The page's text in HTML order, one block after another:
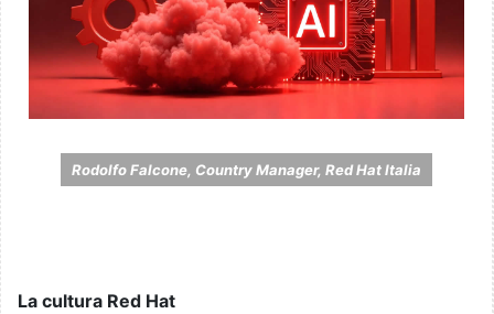
Rodolfo Falcone, Country Manager, Red Hat Italia
La cultura Red Hat